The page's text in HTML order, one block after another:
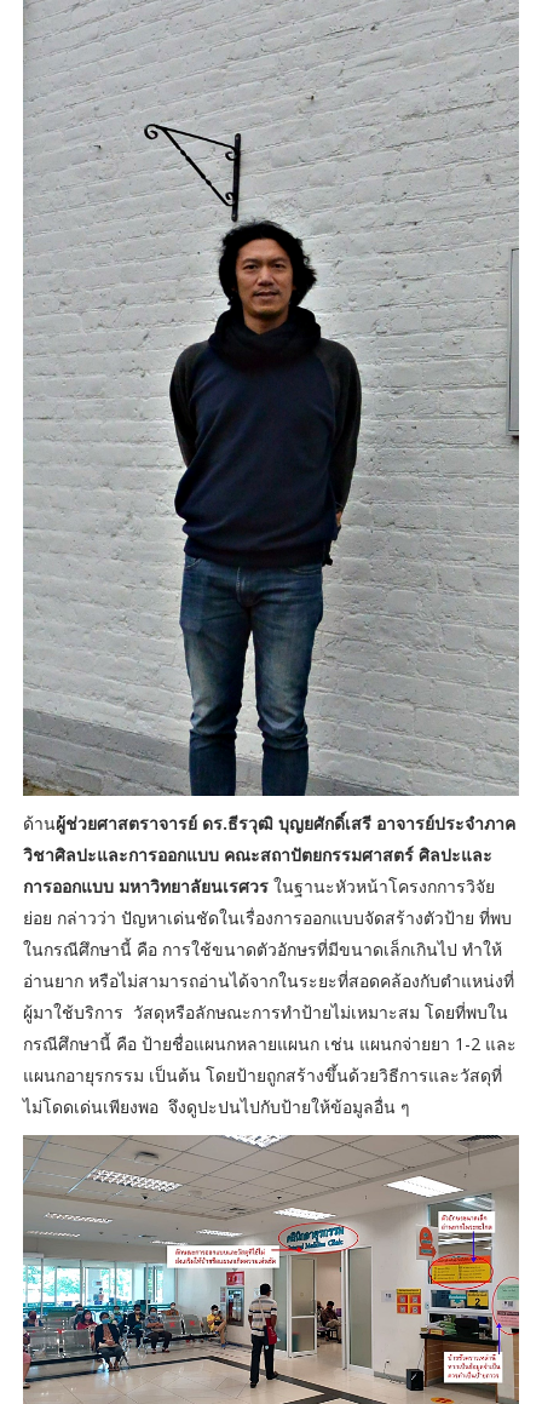
ด้านผู้ช่วยศาสตราจารย์ ดร.ธีรวุฒิ บุญยศักดิ์เสรี อาจารย์ประจำภาค
วิชาศิลปะและการออกแบบ คณะสถาปัตยกรรมศาสตร์ ศิลปะและ
การออกแบบ มหาวิทยาลัยนเรศวร ในฐานะหัวหน้าโครงกการวิจัย
ย่อย กล่าวว่า ปัญหาเด่นชัดในเรื่องการออกแบบจัดสร้างตัวป้าย ที่พบ
ในกรณีศึกษานี้ คือ การใช้ขนาดตัวอักษรที่มีขนาดเล็กเกินไป ทำให้
อ่านยาก หรือไม่สามารถอ่านได้จากในระยะที่สอดคล้องกับตำแหน่งที่
ผู้มาใช้บริการ วัสดุหรือลักษณะการทำป้ายไม่เหมาะสม โดยที่พบใน
กรณีศึกษานี้ คือ ป้ายชื่อแผนกหลายแผนก เช่น แผนกจ่ายยา 1-2 และ
แผนกอายุรกรรม เป็นต้น โดยป้ายถูกสร้างขึ้นด้วยวิธีการและวัสดุที่
ไม่โดดเด่นเพียงพอ จึงดูปะปนไปกับป้ายให้ข้อมูลอื่น ๆ